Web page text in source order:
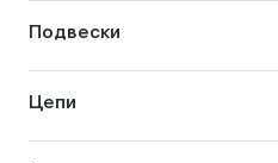
Подвески
Цепи